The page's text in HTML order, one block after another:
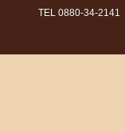
TEL 0880-34-